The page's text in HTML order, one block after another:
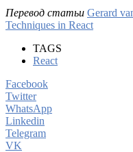
Перевод статьи Gerard
Techniques in React
TAGS
React
Facebook
Twitter
WhatsApp
Linkedin
Telegram
VK